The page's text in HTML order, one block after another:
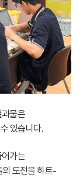
물은
있습니다.
가는
도전을 하트-